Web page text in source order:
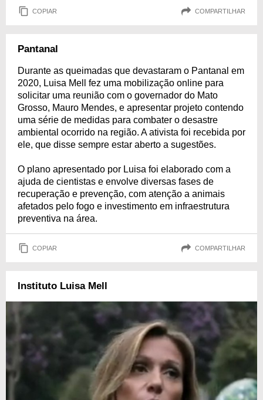
COPIAR COMPARTILHAR
Pantanal
Durante as queimadas que devastaram o Pantanal em
2020, Luisa Mell fez uma mobilização online para
solicitar uma reunião com o governador do Mato
Grosso, Mauro Mendes, e apresentar projeto contendo
uma série de medidas para combater o desastre
ambiental ocorrido na região. A ativista foi recebida por
ele, que disse sempre estar aberto a sugestões.
O plano apresentado por Luisa foi elaborado com a
ajuda de cientistas e envolve diversas fases de
recuperação e prevenção, com atenção a animais
afetados pelo fogo e investimento em infraestrutura
preventiva na área.
COPIAR COMPARTILHAR
Instituto Luisa Mell